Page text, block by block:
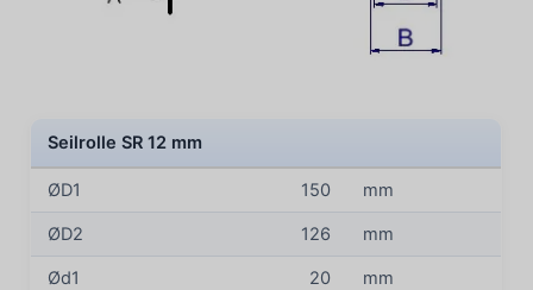
Seilrolle SR 12 mm
ØD1 150 mm
ØD2 126 mm
Ød1 20 mm